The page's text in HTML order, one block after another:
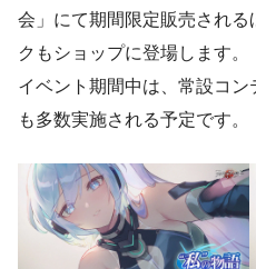
会」にて期間限定販売され
クもショップに登場します。
イベント期間中は、常設コ
も多数実施される予定です。